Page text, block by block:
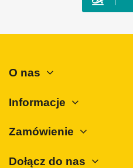
Polestar
Seat
Subaru
O nas
Informacje
Zamówienie
Dołącz do nas